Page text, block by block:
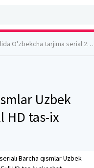
serial 2017 Full HD tas-ix skachat
Uzbek
HD tas-ix
Barcha qismlar Uzbek